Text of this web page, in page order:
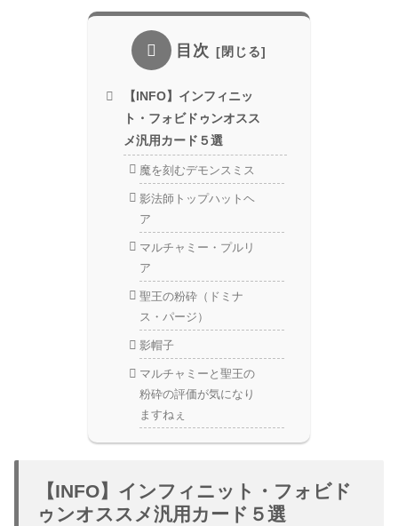
目次
【INFO】インフィニッ
ト・フォビドゥンオスス
メ汎用カード５選
魔を刻むデモンスミス
影法師トップハットヘ
ア
マルチャミー・プルリ
ア
聖王の粉砕（ドミナ
ス・パージ）
影帽子
マルチャミーと聖王の
粉砕の評価が気になり
ますねぇ
【INFO】インフィニット・フォビド
ゥンオススメ汎用カード５選